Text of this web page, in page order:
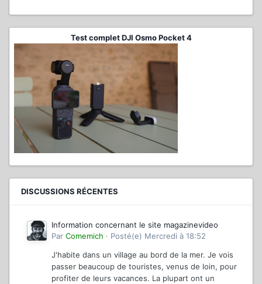
Test complet DJI Osmo Pocket 4
DISCUSSIONS RÉCENTES
Information concernant le site magazinevideo
Par Comemich · Posté(e) Mercredi à 18:52
J'habite dans un village au bord de la mer. Je vois
passer beaucoup de touristes, venus de loin, pour
profiter de leurs vacances. La plupart ont un